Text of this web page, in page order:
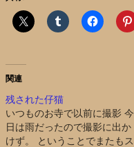
関連
残された仔猫
いつものお寺で以前に撮影 今
日は雨だったので撮影に出か
けず。 ということでまたもス